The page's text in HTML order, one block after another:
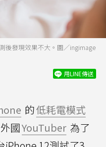
後發現效果不大。圖／ingimage
用LINE傳送
的低耗電模式
國YouTuber 為了